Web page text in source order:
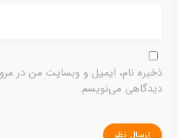
ذخیره نام، ایمیل و وبسایت من در
دیدگاهی می‌نویسم.